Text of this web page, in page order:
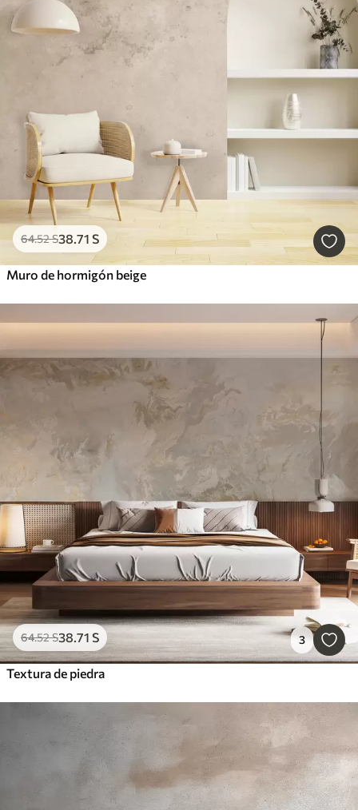
64.52S38.71 S
Muro de hormigón beige
64.52S38.71 S 3
Textura de piedra